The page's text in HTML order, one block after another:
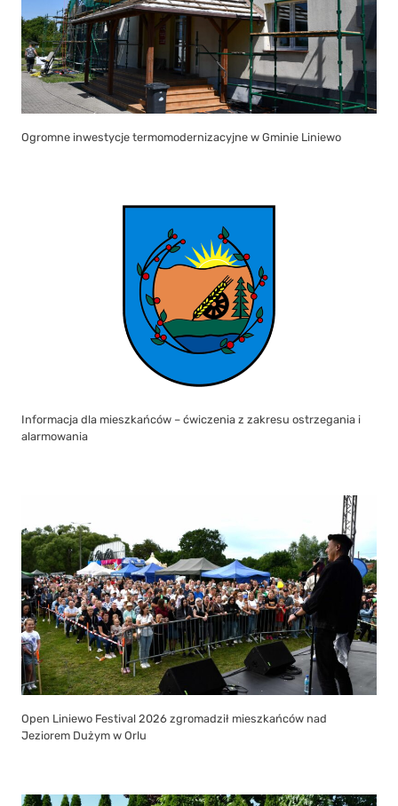
Ogromne inwestycje termomodernizacyjne w Gminie Liniewo
Informacja dla mieszkańców – ćwiczenia z zakresu ostrzegania i
alarmowania
Open Liniewo Festival 2026 zgromadził mieszkańców nad
Jeziorem Dużym w Orlu